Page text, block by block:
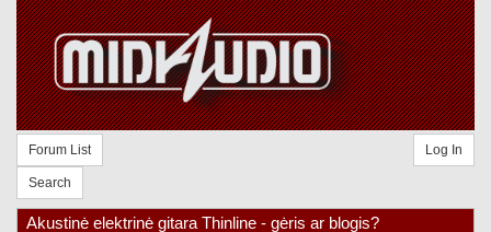
Forum List
Search
Log In
Akustinė elektrinė gitara Thinline - gėris ar blogis?